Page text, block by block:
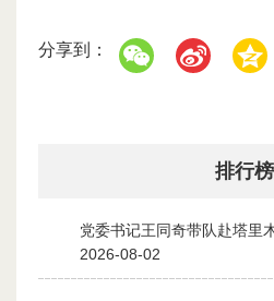
分享到：
排行榜
党委书记王同奇带队赴塔里
2026-08-02